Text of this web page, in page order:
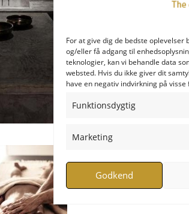
For at give dig de bedste
og/eller få adgang til
teknologier, kan vi behandle data
websted. Hvis du ikke giver dit
have en negativ indvirkning på
Funktionsdygtig
Marketing
Godkend